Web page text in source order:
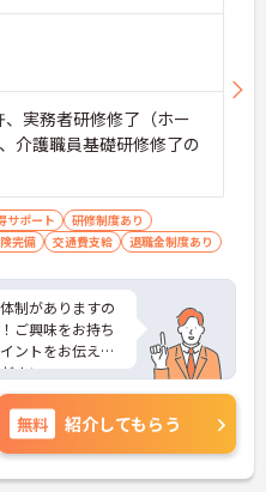
実務者研修修了（ホー
介護職員基礎研修修了の
サポート
研修制度あり
完備 交通費支給 退職金制度あり
制がありますの
ご興味をお持ち
ントをお伝えし
さい。
無料 紹介してもらう